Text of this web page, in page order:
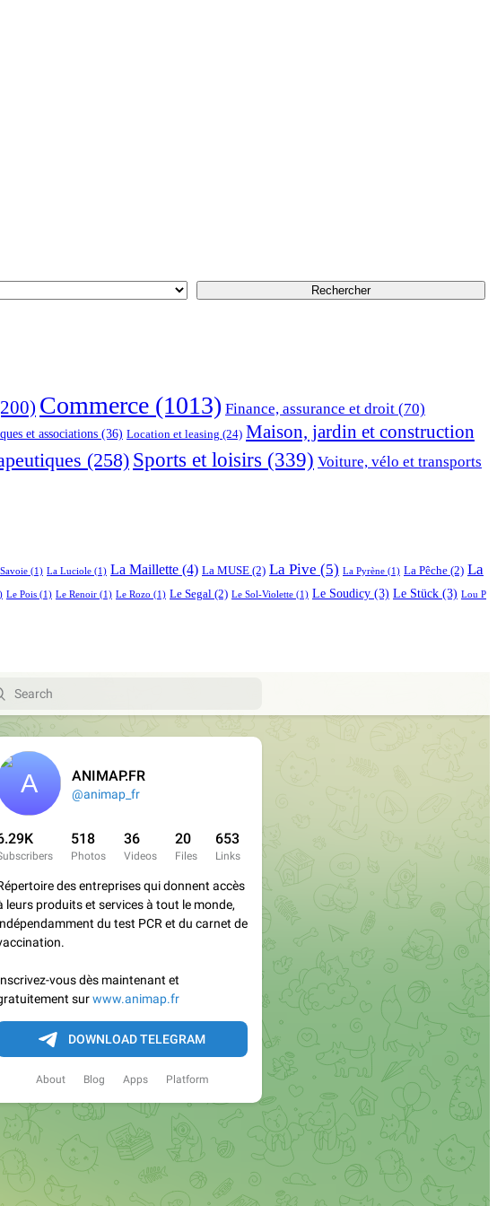
Commerce (1013) Finance, assurance et droit (70)
et associations (36) Location et leasing (24) Maison, jardin et construction
(258) Sports et loisirs (339) Voiture, vélo et transports
(1) La Luciole (1) La Maillette (4) La MUSE (2) La Pive (5) La Pyrène (1) La Pêche (2) La
Le Pois (1) Le Renoir (1) Le Rozo (1) Le Segal (2) Le Sol-Violette (1) Le Soudicy (3) Le Stück (3) Lou P